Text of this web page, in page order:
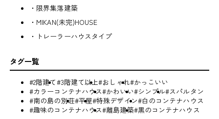
・限界集落建築
・MIKAN(未完)HOUSE
・トレーラーハウスタイプ
タグ一覧
#2階建て#3階建て以上#おしゃれ#かっこいい
#カラーコンテナハウス#かわいい#シンプル#スパルタン
#南の島の別荘#平屋#特殊デザイン#白のコンテナハウス
#趣味のコンテナハウス#離島建築#黒のコンテナハウス